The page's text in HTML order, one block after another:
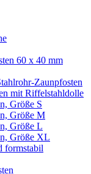
60 x 40 mm
Zaunpfosten
mit Riffelstahldolle
Größe S
Größe M
Größe L
Größe XL
formstabil